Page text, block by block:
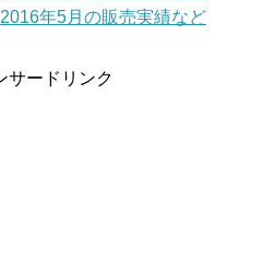
2016年5月の販売実績など
サードリンク